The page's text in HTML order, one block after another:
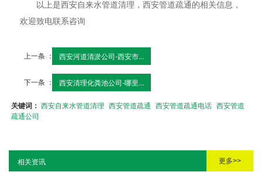
以上是西安自来水管道清理，西安管道疏通的相关信息，
欢迎致电联系咨询
上一条 ： 西安河道清淤公司-西安市...
下一条 ： 西安清理化粪池公司-哪里...
关键词：西安自来水管道清理 西安管道疏通 西安管道疏通电话 西安管道
疏通公司
相关资讯 更多>>